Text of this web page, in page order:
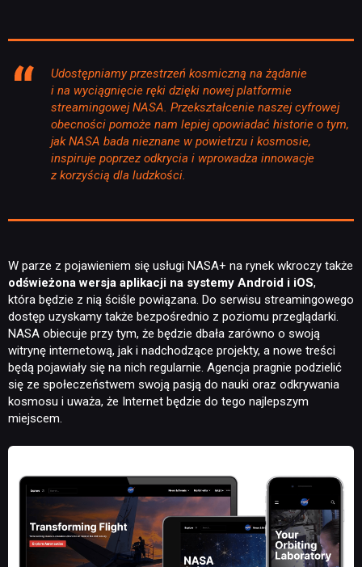
NEWSY
PUBLICYSTYKA
KULTURA
Udostępniamy przestrzeń kosmiczną na żądanie
i na wyciągnięcie ręki dzięki nowej platformie
streamingowej NASA. Przekształcenie naszej cyfrowej
obecności pomoże nam lepiej opowiadać historie o tym,
jak NASA bada nieznane w powietrzu i kosmosie,
inspiruje poprzez odkrycia i wprowadza innowacje
z korzyścią dla ludzkości.
W parze z pojawieniem się usługi NASA+ na rynek wkroczy także
odświeżona wersja aplikacji na systemy Android i iOS,
która będzie z nią ściśle powiązana. Do serwisu streamingowego
dostęp uzyskamy także bezpośrednio z poziomu przeglądarki.
NASA obiecuje przy tym, że będzie dbała zarówno o swoją
witrynę internetową, jak i nadchodzące projekty, a nowe treści
będą pojawiały się na nich regularnie. Agencja pragnie podzielić
się ze społeczeństwem swoją pasją do nauki oraz odkrywania
kosmosu i uważa, że Internet będzie do tego najlepszym
miejscem.